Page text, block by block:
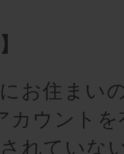
お住まい
カウント
れていな